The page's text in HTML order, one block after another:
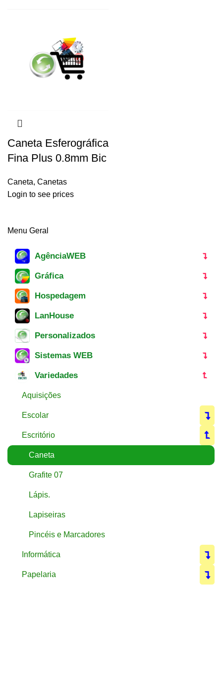
Menu Geral
AgênciaWEB
Gráfica
Hospedagem
LanHouse
Personalizados
Sistemas WEB
Variedades
Aquisições
Escolar
Escritório
Caneta
Grafite 07
Lápis.
Lapiseiras
Pincéis e Marcadores
Informática
Papelaria
Caneta Esferográfica
Fina Plus 0.8mm Bic
Caneta, Canetas
Login to see prices